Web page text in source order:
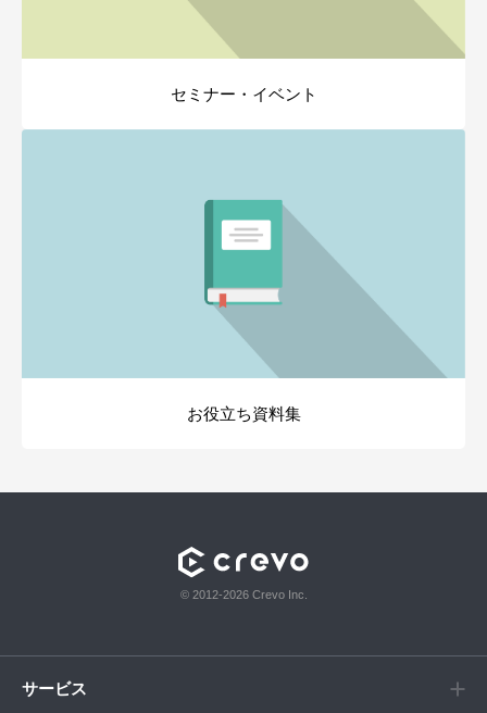
セミナー・イベント
お役立ち資料集
© 2012-2026 Crevo Inc.
サービス